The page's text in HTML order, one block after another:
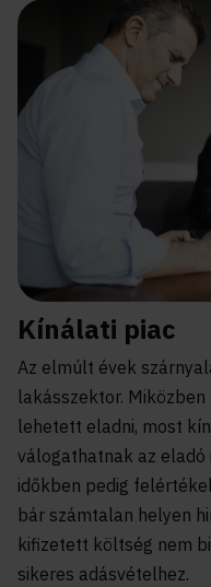
Kínálati piac
Az elmúlt évek
lakásszektor.
lehetett eladni, most
válogathatnak az
időkben pedig
bár számtalan helyen
kifizetett költség nem
sikeres adásvételhez.